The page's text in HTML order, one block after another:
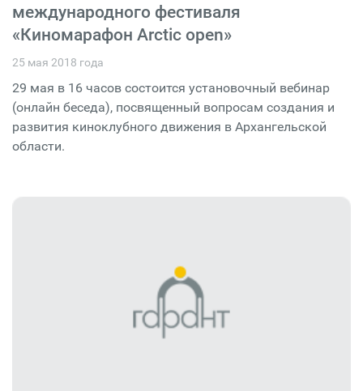
международного фестиваля
«Киномарафон Arctic open»
25 мая 2018 года
29 мая в 16 часов состоится установочный вебинар
(онлайн беседа), посвященный вопросам создания и
развития киноклубного движения в Архангельской
области.